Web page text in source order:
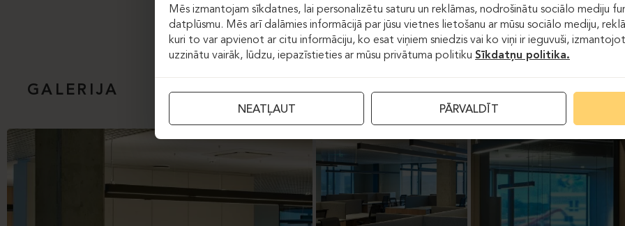
GALERIJA
Mēs izmantojam sīkdatnes, lai personalizētu saturu un reklāmas, nodrošinātu sociālo mediju
datplūsmu. Mēs arī dalāmies informācijā par jūsu vietnes lietošanu ar mūsu sociālo mediju,
kuri to var apvienot ar citu informāciju, ko esat viņiem sniedzis vai ko viņi ir ieguvuši,
uzzinātu vairāk, lūdzu, iepazīstieties ar mūsu privātuma politiku Sīkdatņu politika.
NEATĻAUT PĀRVALDĪT